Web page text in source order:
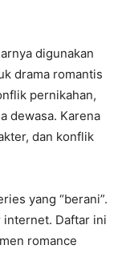
digunakan
drama romantis
pernikahan,
dewasa. Karena
dan konflik
yang “berani”.
internet. Daftar ini
romance